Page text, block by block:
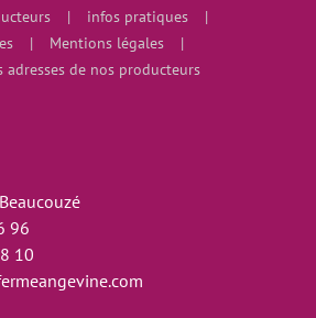
infos pratiques
Mentions légales
adresses de nos producteurs
96
10